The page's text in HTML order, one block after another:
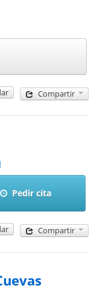
Compartir
Pedir cita
Compartir